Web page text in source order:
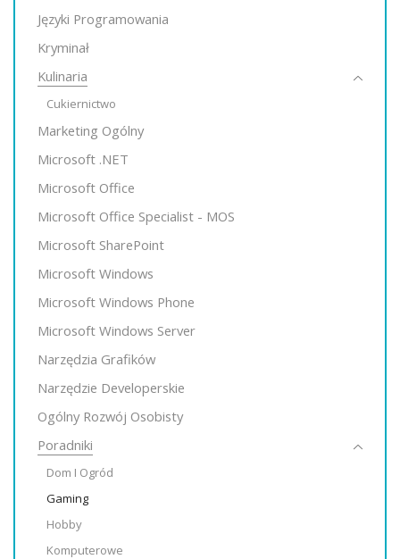
Języki Programowania
Kryminał
Kulinaria
Cukiernictwo
Marketing Ogólny
Microsoft .NET
Microsoft Office
Microsoft Office Specialist - MOS
Microsoft SharePoint
Microsoft Windows
Microsoft Windows Phone
Microsoft Windows Server
Narzędzia Grafików
Narzędzie Developerskie
Ogólny Rozwój Osobisty
Poradniki
Dom I Ogród
Gaming
Hobby
Komputerowe